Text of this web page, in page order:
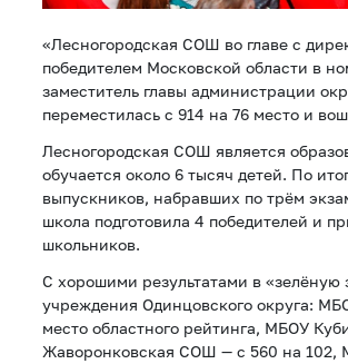
«Лесногородская СОШ во главе с
победителем Московской области в
заместитель главы администрации
переместилась с 914 на 76 место и
Лесногородская СОШ является
обучается около 6 тысяч детей. По
выпускников, набравших по трём
школа подготовила 4 победителей и
школьников.
С хорошими результатами в
учреждения Одинцовского округа:
место областного рейтинга, МБОУ
Жаворонковская СОШ — с 560 на